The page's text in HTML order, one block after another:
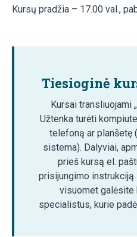
Kursų pradžia – 17.00 val.,
Tiesioginė
Kursai transliuojami
Užtenka turėti
telefoną ar planšetę
sistema). Dalyviai,
prieš kursą el.
prisijungimo
visuomet
specialistus, kurie